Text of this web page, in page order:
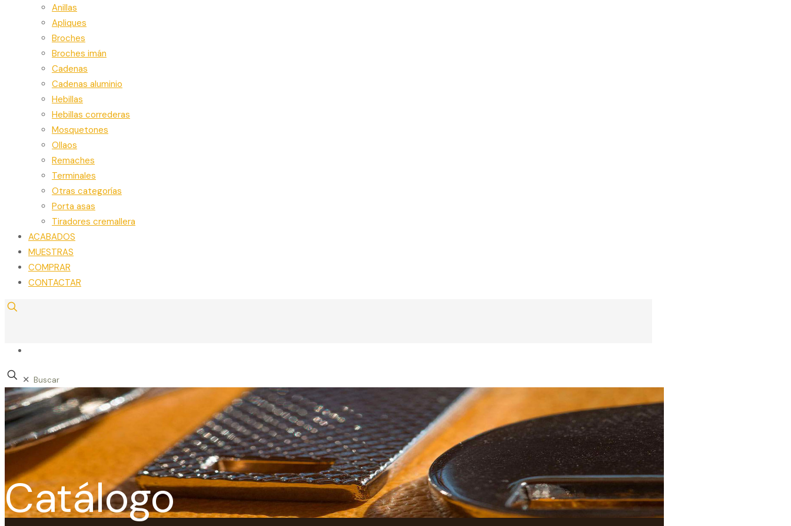
Anillas
Apliques
Broches
Broches imán
Cadenas
Cadenas aluminio
Hebillas
Hebillas correderas
Mosquetones
Ollaos
Remaches
Terminales
Otras categorías
Porta asas
Tiradores cremallera
ACABADOS
MUESTRAS
COMPRAR
CONTACTAR
✕
Catálogo